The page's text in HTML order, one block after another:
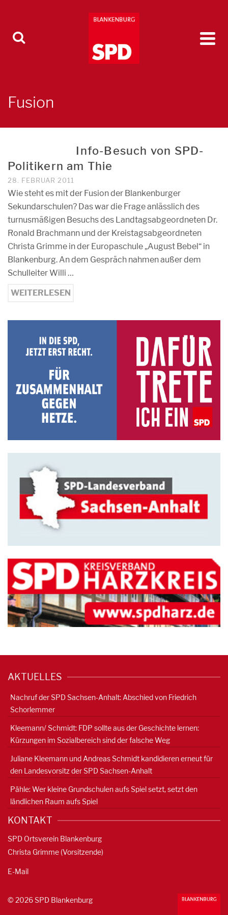
Fusion
Info-Besuch von SPD-
Politikern am Thie
28. FEBRUAR 2011
Wie steht es mit der Fusion der Blankenburger
Sekundarschulen? Das war die Frage anlässlich des
turnusmäßigen Besuchs des Landtagsabgeordneten Dr.
Ronald Brachmann und der Kreistagsabgeordneten
Christa Grimme in der Europaschule „August Bebel“ in
Blankenburg. An dem Gespräch nahmen außer dem
Schulleiter Willi …
WEITERLESEN
AKTUELLES
Nachruf der SPD Sachsen-Anhalt: Abschied von Friedrich
Schorlemmer
Kleemann/ Schmidt: FDP sollte aus der Geschichte lernen:
Kürzungen im Sozialbereich sind der falsche Weg
Juliane Kleemann und Andreas Schmidt kandidieren erneut für
den Landesvorsitz der SPD Sachsen-Anhalt
Pähle: Wer kleine Grundschulen aufs Spiel setzt, setzt den
ländlichen Raum aufs Spiel
KONTAKT
SPD Ortsverein Blankenburg
Christa Grimme (Vorsitzende)
E-Mail
© 2026 SPD Blankenburg